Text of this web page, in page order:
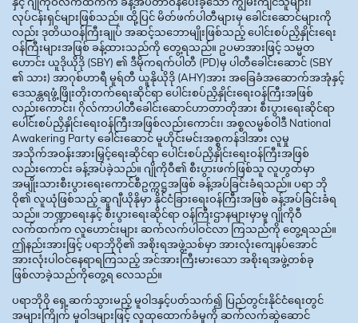
လုပ်ငန်းရှင်များဖြစ်သည်။ ထို့ပြင် မိတ်ဖက်ပါတီများမှ ခေါင်းဆောင်များကို
လည်း ဒုတိယဝန်ကြီးချုပ် အဆင့်သဘောမျိုးဖြစ်သည့် ပေါင်းစပ်ညှိနှိုင်းရေး
ဝန်ကြီးများအဖြစ် ခန့်ထားသည်ကို တွေ့ရသည်။ ဥပမာအားဖြင့် သမ္မတ
ဟောင်း ယူဒိုယိုဒို (SBY) ၏ ဒီမိုကရက်ပါတီ (PD)မှ ပါတီခေါင်းဆောင် (SBY
၏ သား) အာဂုစ်ဟာရီ မူရ်တီ ယူနိုယိုဒို (AHY)အား အခြေခံအဆောက်အအုံနှင့်
ဒေသန္တရဖွံ့ဖြိုးတိုးတက်ရေးဆိုင်ရာ ပေါင်းစပ်ညှိနှိုင်းရေးဝန်ကြီးအဖြစ်
လည်းကောင်း၊ ဂိုလ်ကာပါတီခေါင်းဆောင်ဟာတာတိုအား စီးပွားရေးဆိုင်ရာ
ပေါင်းစပ်ညှိနှိုင်းရေးဝန်ကြီးအဖြစ်လည်းကောင်း၊ အစ္စလမ္မစ်ဝါဒီ National
Awakering Party ခေါင်းဆောင် မူဟိုင်းမင်းအစ္စကန်ဒါအား လူမှု
အသိုက်အဝန်းအားမြှင့်ရေးဆိုင်ရာ ပေါင်းစပ်ညှိနှိုင်းရေးဝန်ကြီးအဖြစ်
လည်းကောင်း ခန့်အပ်ခဲ့သည်။ ဂျိုကိုဝီ၏ စီးပွားဖက်ဖြစ်သူ လူဟွတ်မှာ
အမျိုးသားစီးပွားရေးကောင်စီဥက္ကဋ္ဌအဖြစ် ခန့်အပ်ခြင်းခံရသည်။ ပရာ ဘို
ဝို၏ လူယုံဖြစ်သည့် ဆူဂျီယိုနိုမှာ နိုင်ငံခြားရေးဝန်ကြီးအဖြစ် ခန့်အပ်ခြင်းခံရ
သည်။ ဘဏ္ဍာရေးနှင့် စီးပွားရေးဆိုင်ရာ ဝန်ကြီးဌာနများမှာမူ ဂျိုကိုဝီ
လက်ထက်က လူဟောင်းများ ဆက်လက်ပါဝင်လာ ကြသည်ကို တွေ့ရသည်။
ဤနည်းအားဖြင့် ပရာဘိုဝို၏ အစိုးရအဖွဲ့သစ်မှာ အားလုံးကျေနပ်အောင်
အားလုံးပါဝင်နေရာရကြသည့် အင်အားကြီးမားသော အစိုးရအဖွဲ့တစ်ခု
ဖြစ်လာခဲ့သည်ကိုတွေ့ရ လေသည်။
ပရာဘိုဝို ရှေ့ဆက်သွားမည့် မူဝါဒနှင့်ပတ်သက်၍ ပြည်တွင်းနိုင်ငံရေးတွင်
အများကြိုက် မူဝါဒများဖြင့် လူထုထောက်ခံမှုကို ဆက်လက်ဆွဲဆောင်